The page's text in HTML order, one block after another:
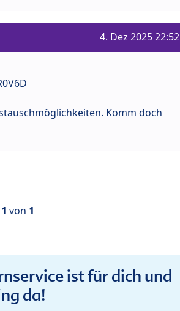
4. Dez 2025 22:52
Komm doch
1 von 1
ist für dich und
da!